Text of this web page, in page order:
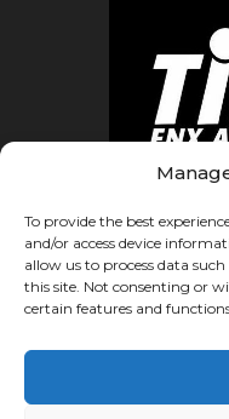
To provide the best
and/or access device
allow us to process data
this site. Not consenting or
certain features and